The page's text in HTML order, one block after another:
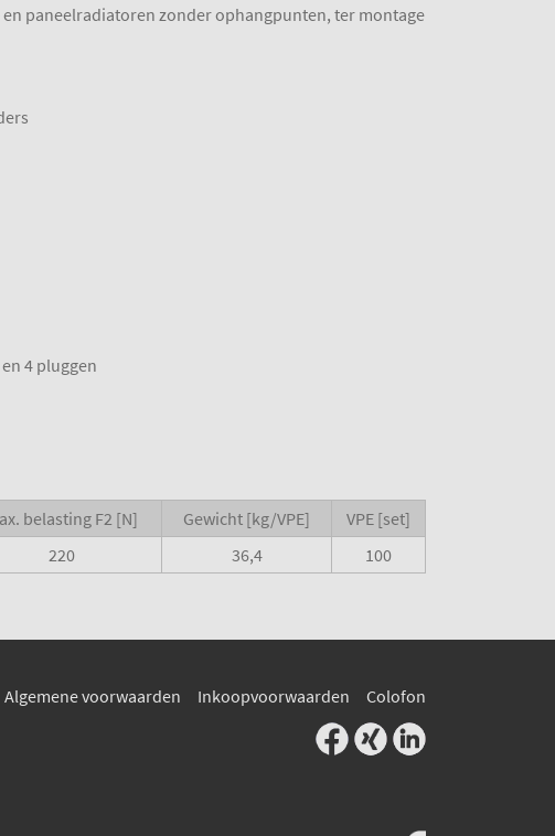
paneelradiatoren zonder ophangpunten, ter montage
4 pluggen
belasting F2 [N] Gewicht [kg/VPE]
VPE [set]
220 36,4 100
Algemene voorwaarden Inkoopvoorwaarden Colofon